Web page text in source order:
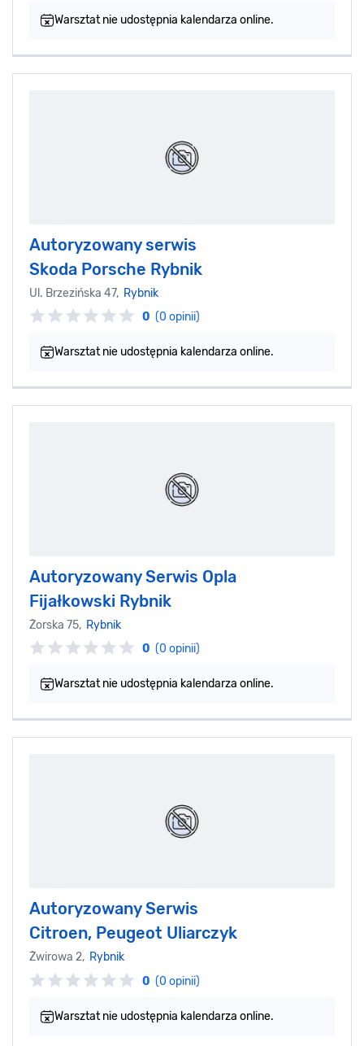
Warsztat nie udostępnia kalendarza online.
Autoryzowany serwis
Skoda Porsche Rybnik
Ul. Brzezińska 47, Rybnik
0 (0 opinii)
Warsztat nie udostępnia kalendarza online.
Autoryzowany Serwis Opla
Fijałkowski Rybnik
Żorska 75, Rybnik
0 (0 opinii)
Warsztat nie udostępnia kalendarza online.
Autoryzowany Serwis
Citroen, Peugeot Uliarczyk
Żwirowa 2, Rybnik
0 (0 opinii)
Warsztat nie udostępnia kalendarza online.